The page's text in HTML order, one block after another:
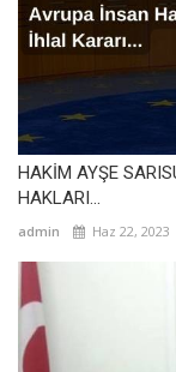
HAKİM AYŞE
HAKLARI...
admin Haz 22, 2023